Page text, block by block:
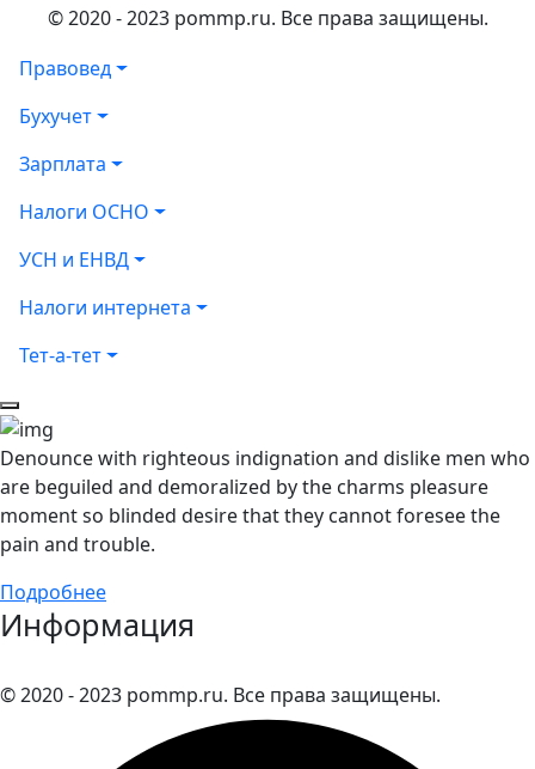
© 2020 - 2023 pommp.ru. Все права защищены.
Правовед
Бухучет
Зарплата
Налоги ОСНО
УСН и ЕНВД
Налоги интернета
Тет-а-тет
Denounce with righteous indignation and dislike men who
are beguiled and demoralized by the charms pleasure
moment so blinded desire that they cannot foresee the
pain and trouble.
Подробнее
Информация
© 2020 - 2023 pommp.ru. Все права защищены.